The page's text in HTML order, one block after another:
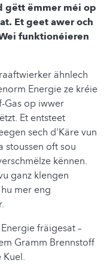
gëtt ëmmer méi op
Et geet awer och
funktionéieren
ähnlech
Energie ze kréie
Gas op iwwer
Et entsteet
sech d'Käre vun
oft sou
kënnen.
ganz klengen
mer eng
fräigesat –
Gramm Brennstoff
Kuel.